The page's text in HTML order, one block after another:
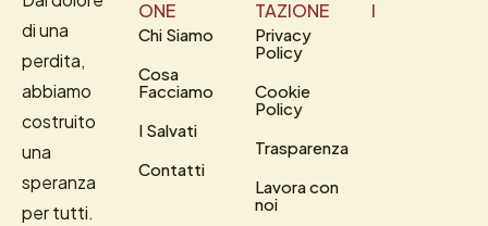
di una
perdita,
abbiamo
costruito
una
speranza
per tutti.
ONE
Chi Siamo
Cosa
Facciamo
I Salvati
Contatti
TAZIONE
Privacy
Policy
Cookie
Policy
Trasparenza
Lavora con
noi
I